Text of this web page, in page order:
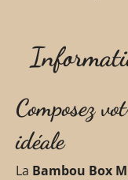
Composez
idéale
La Bambou Box M